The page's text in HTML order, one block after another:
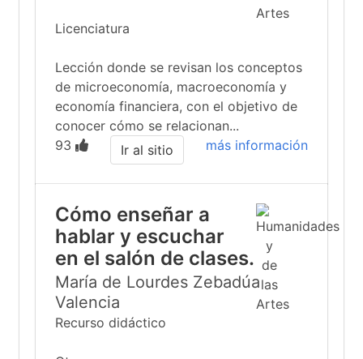
Licenciatura
Lección donde se revisan los conceptos
de microeconomía, macroeconomía y
economía financiera, con el objetivo de
conocer cómo se relacionan...
93
más información
Ir al sitio
Cómo enseñar a
hablar y escuchar
en el salón de clases.
María de Lourdes Zebadúa
Valencia
Recurso didáctico